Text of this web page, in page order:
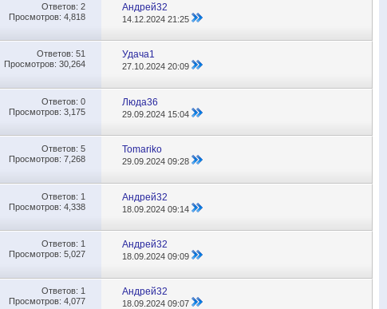
Ответов: 2
Просмотров: 4,818
Андрей32
14.12.202421:25
Ответов: 51
Просмотров: 30,264
Удача1
27.10.202420:09
Ответов: 0
Просмотров: 3,175
Люда36
29.09.2024 15:04
Ответов: 5
Просмотров: 7,268
Tomariko
29.09.202409:28
Ответов: 1
Просмотров: 4,338
Андрей32
18.09.202409:14
Ответов: 1
Просмотров: 5,027
Андрей32
18.09.202409:09
Ответов: 1
Просмотров: 4,077
Андрей32
18.09.202409:07